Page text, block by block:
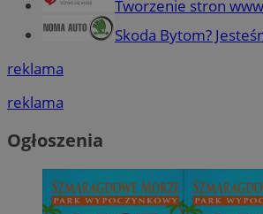
Tworzenie stron
Skoda Bytom?
reklama
reklama
Ogłoszenia